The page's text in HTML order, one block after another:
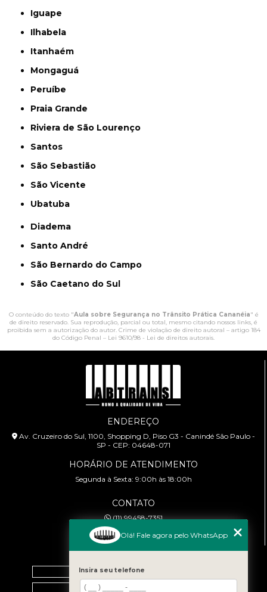
Iguape
Ilhabela
Itanhaém
Mongaguá
Peruíbe
Praia Grande
Riviera de São Lourenço
Santos
São Sebastião
São Vicente
Ubatuba
Diadema
Santo André
São Bernardo do Campo
São Caetano do Sul
O conteúdo do texto "Aula sobre Segurança no Trânsito Prática Cananéia" é
de direito reservado. Sua reprodução, parcial ou total, mesmo citando nossos links, é
proibida sem a autorização do autor. Crime de violação de direito autoral – artigo 184
do Código Penal – Lei 9610/98 - Lei de direitos autorais.
ENDEREÇO
Av. Cruzeiro do Sul, 1100, Shopping D, Piso G3 - Canindé São Paulo -
SP - CEP: 04648-071
HORÁRIO DE ATENDIMENTO
Segunda à Sexta: 9:00h às 18:00h
CONTATO
(11) 99458-7351
cursoabtrans@gmail.com
Home
Empresa
Olá! Fale agora pelo WhatsApp
Insira seu telefone